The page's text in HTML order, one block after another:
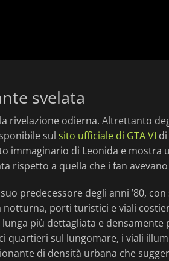
svelata
rivelazione odierna. Altrettanto
sul sito ufficiale di GTA VI
immaginario di Leonida e mostra
rispetto a quella che i fan
predecessore degli anni ’80,
notturna, porti turistici e viali
più dettagliata e densamente
quartieri sul lungomare, i viali
di densità urbana che